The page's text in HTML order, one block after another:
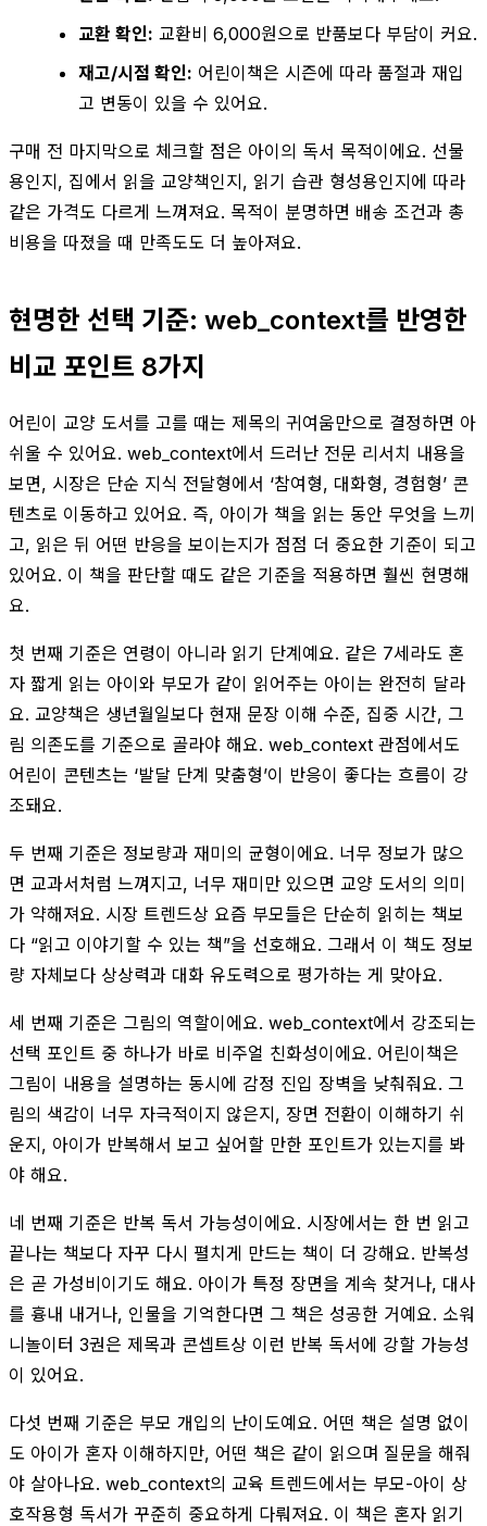
교환 확인: 교환비 6,000원으로 반품보다 부담이 커요.
재고/시점 확인: 어린이책은 시즌에 따라 품절과 재입
고 변동이 있을 수 있어요.
구매 전 마지막으로 체크할 점은 아이의 독서 목적이에요. 선물
용인지, 집에서 읽을 교양책인지, 읽기 습관 형성용인지에 따라
같은 가격도 다르게 느껴져요. 목적이 분명하면 배송 조건과 총
비용을 따졌을 때 만족도도 더 높아져요.
현명한 선택 기준: web_context를 반영한
비교 포인트 8가지
어린이 교양 도서를 고를 때는 제목의 귀여움만으로 결정하면 아
쉬울 수 있어요. web_context에서 드러난 전문 리서치 내용을
보면, 시장은 단순 지식 전달형에서 ‘참여형, 대화형, 경험형’ 콘
텐츠로 이동하고 있어요. 즉, 아이가 책을 읽는 동안 무엇을 느끼
고, 읽은 뒤 어떤 반응을 보이는지가 점점 더 중요한 기준이 되고
있어요. 이 책을 판단할 때도 같은 기준을 적용하면 훨씬 현명해
요.
첫 번째 기준은 연령이 아니라 읽기 단계예요. 같은 7세라도 혼
자 짧게 읽는 아이와 부모가 같이 읽어주는 아이는 완전히 달라
요. 교양책은 생년월일보다 현재 문장 이해 수준, 집중 시간, 그
림 의존도를 기준으로 골라야 해요. web_context 관점에서도
어린이 콘텐츠는 ‘발달 단계 맞춤형’이 반응이 좋다는 흐름이 강
조돼요.
두 번째 기준은 정보량과 재미의 균형이에요. 너무 정보가 많으
면 교과서처럼 느껴지고, 너무 재미만 있으면 교양 도서의 의미
가 약해져요. 시장 트렌드상 요즘 부모들은 단순히 읽히는 책보
다 “읽고 이야기할 수 있는 책”을 선호해요. 그래서 이 책도 정보
량 자체보다 상상력과 대화 유도력으로 평가하는 게 맞아요.
세 번째 기준은 그림의 역할이에요. web_context에서 강조되는
선택 포인트 중 하나가 바로 비주얼 친화성이에요. 어린이책은
그림이 내용을 설명하는 동시에 감정 진입 장벽을 낮춰줘요. 그
림의 색감이 너무 자극적이지 않은지, 장면 전환이 이해하기 쉬
운지, 아이가 반복해서 보고 싶어할 만한 포인트가 있는지를 봐
야 해요.
네 번째 기준은 반복 독서 가능성이에요. 시장에서는 한 번 읽고
끝나는 책보다 자꾸 다시 펼치게 만드는 책이 더 강해요. 반복성
은 곧 가성비이기도 해요. 아이가 특정 장면을 계속 찾거나, 대사
를 흉내 내거나, 인물을 기억한다면 그 책은 성공한 거예요. 소워
니놀이터 3권은 제목과 콘셉트상 이런 반복 독서에 강할 가능성
이 있어요.
다섯 번째 기준은 부모 개입의 난이도예요. 어떤 책은 설명 없이
도 아이가 혼자 이해하지만, 어떤 책은 같이 읽으며 질문을 해줘
야 살아나요. web_context의 교육 트렌드에서는 부모-아이 상
호작용형 독서가 꾸준히 중요하게 다뤄져요. 이 책은 혼자 읽기